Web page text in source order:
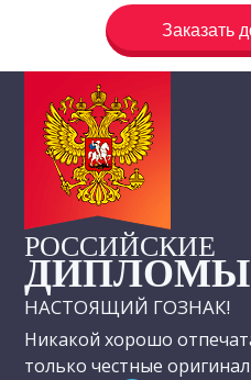
Заказать
РОССИЙСКИЕ
ДИПЛОМЫ
НАСТОЯЩИЙ ГОЗНАК!
Никакой хорошо
только честные